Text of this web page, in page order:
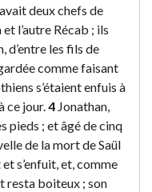
deux chefs de
l’autre Récab ; ils
d’entre les fils de
comme faisant
s’étaient enfuis à
ce jour.4 Jonathan,
pieds ; et âgé de cinq
de la mort de Saül
s’enfuit, et, comme
resta boiteux ; son